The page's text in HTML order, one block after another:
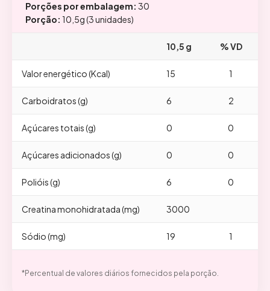
Porções por embalagem: 30
Porção: 10,5g (3 unidades)
10,5 g % VD
Valor energético (Kcal) 15 1
Carboidratos (g) 6 2
Açúcares totais (g) 0 0
Açúcares adicionados (g) 0 0
Polióis (g) 6 0
Creatina monohidratada (mg) 3000
Sódio (mg) 19 1
*Percentual de valores diários fornecidos pela porção.